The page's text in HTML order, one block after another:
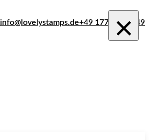
info@lovelystamps.de+49 177 242 1849
×